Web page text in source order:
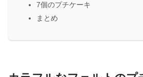
7個のプチケーキ
まとめ